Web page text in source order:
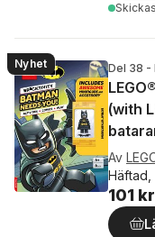
Skickas
Nyhet Del 38 -
(with
Av
Häftad,
101 kr